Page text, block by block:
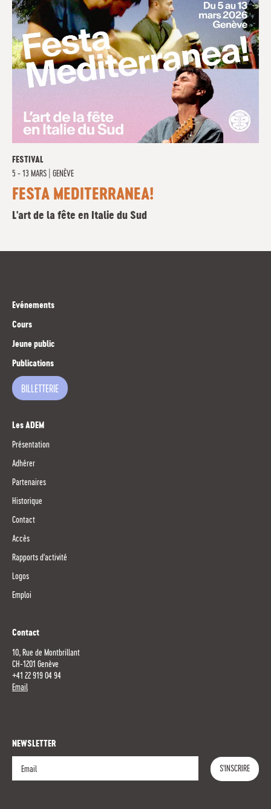
FESTIVAL
5 - 13 MARS
GENÈVE
FESTA MEDITERRANEA!
L'art de la fête en Italie du Sud
Evénements
Cours
Jeune public
Publications
BILLETTERIE
Les ADEM
Présentation
Adhérer
Partenaires
Historique
Contact
Accès
Rapports d'activité
Logos
Emploi
Contact
10, Rue de Montbrillant
CH-1201 Genève
+41 22 919 04 94
Email
NEWSLETTER
S'INSCRIRE